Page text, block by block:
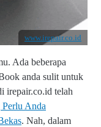
www.irepair.co.id
Ada beberapa
anda sulit untuk
irepair.co.id telah
Anda
. Nah, dalam